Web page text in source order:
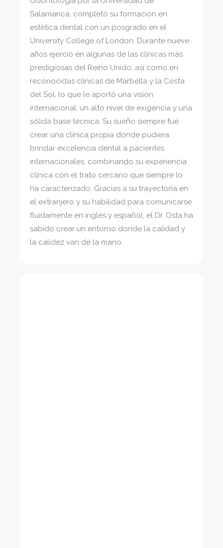
Salamanca, completó su formación en
estética dental con un posgrado en el
University College of London. Durante nueve
años ejerció en algunas de las clínicas más
prestigiosas del Reino Unido, así como en
reconocidas clínicas de Marbella y la Costa
del Sol, lo que le aportó una visión
internacional, un alto nivel de exigencia y una
sólida base técnica. Su sueño siempre fue
crear una clínica propia donde pudiera
brindar excelencia dental a pacientes
internacionales, combinando su experiencia
clínica con el trato cercano que siempre lo
ha caracterizado. Gracias a su trayectoria en
el extranjero y su habilidad para comunicarse
fluidamente en inglés y español, el Dr. Osta ha
sabido crear un entorno donde la calidad y
la calidez van de la mano.